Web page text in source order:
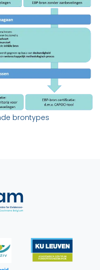
brontypes